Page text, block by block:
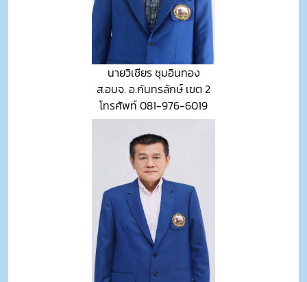
นายวิเชียร ชุมอินทอง
ส.อบจ. อ.กันทรลักษ์ เขต 2
โทรศัพท์ 081-976-6019